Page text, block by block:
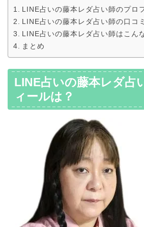
LINE占いの藤本レダ占い師のプロ
LINE占いの藤本レダ占い師の口コ
LINE占いの藤本レダ占い師はこん
まとめ
LINE占いの藤本レダ占
ィールは？